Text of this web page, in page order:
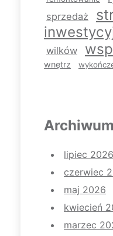
sprzedaż
wilków
wnętrz
Archiwum
lipiec 2026
czerwiec
maj 2026
kwiecień
marzec